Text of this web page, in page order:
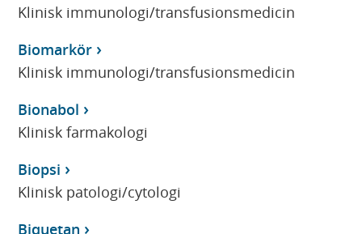
Klinisk immunologi/transfusionsmedicin
Biomarkör
Klinisk immunologi/transfusionsmedicin
Bionabol
Klinisk farmakologi
Biopsi
Klinisk patologi/cytologi
Biquetan